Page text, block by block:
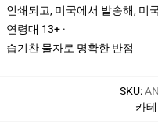
인쇄되고, 미국에서 발송해, 미
연령대 13+ ·
습기찬 물자로 명확한 반점
SKU:
카